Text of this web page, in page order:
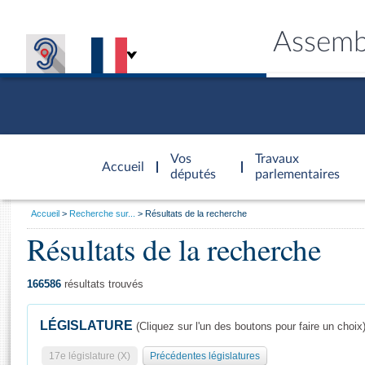
Accueil
d'accueil
Vos
députés
Travaux
parlementaires
Général
Vous
Accueil Recherche sur... Résultats de la recherche
Résultats de la recherche
166586 résultats trouvés
LÉGISLATURE (Cliquez sur l'un des boutons pour faire un choix)
17e législature (X) Précédentes législatures